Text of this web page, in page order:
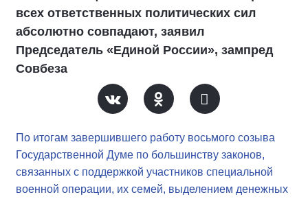
всех ответственных политических сил
абсолютно совпадают, заявил
Председатель «Единой России», зампред
Совбеза
По итогам завершившего работу восьмого созыва
Государственной Думе по большинству законов,
связанных с поддержкой участников специальной
военной операции, их семей, выделением денежных